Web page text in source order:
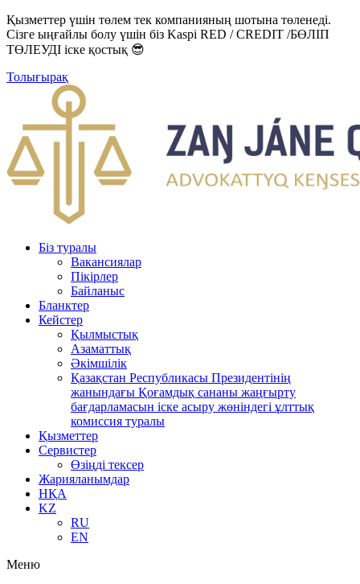
Қызметтер үшін төлем тек компанияның шотына төленеді.
Сізге ыңғайлы болу үшін біз Kaspi RED / CREDIT /БӨЛІП
ТӨЛЕУДІ іске қостық 😎
Толығырақ
Біз туралы
Вакансиялар
Пікірлер
Байланыс
Бланктер
Кейстер
Қылмыстық
Азаматтық
Әкімшілік
Қазақстан Республикасы Президентінің
жанындағы Қоғамдық сананы жаңғырту
бағдарламасын іске асыру жөніндегі ұлттық
комиссия туралы
Қызметтер
Сервистер
Өзіңді тексер
Жарияланымдар
НҚА
KZ
RU
EN
Меню